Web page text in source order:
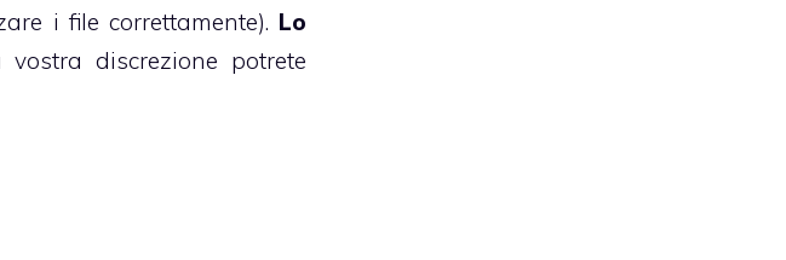
i file correttamente). Lo
vostra discrezione potrete